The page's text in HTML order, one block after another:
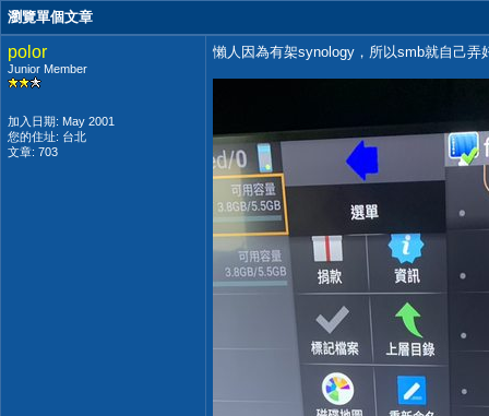
瀏覽單個文章
polor
Junior Member
加入日期: May 2001
您的住址: 台北
文章: 703
懶人因為有架synology，所以smb就自己弄